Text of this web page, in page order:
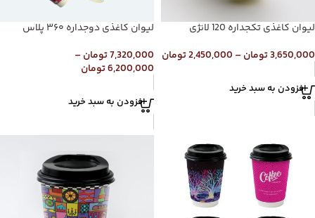
لیوان کاغذی تکجداره 120 لانژی
3,650,000تومان –
2,450,000تومان
افزودن به سبد خرید
لیوان کاغذی دوجداره ۳۶۰ پلاس
7,320,000تومان –
6,200,000تومان
افزودن به سبد خرید